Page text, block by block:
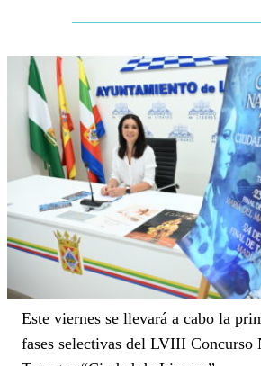
Este viernes se llevará a cabo la
fases selectivas del LVIII Concurso